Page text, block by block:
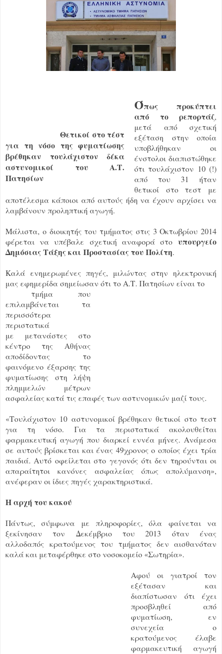
Θετικοί στο τέστ
για τη νόσο της φυματίωσης
βρέθηκαν τουλάχιστον δέκα
αστυνομικοί του Α.Τ.
Πατησίων
Όπως προκύπτει
από το ρεπορτάζ,
μετά από σχετική
εξέταση στην οποία
υποβλήθηκαν οι
ένστολοι διαπιστώθηκε
ότι τουλάχιστον 10 (!)
από του 31 ήταν
θετικοί στο τεστ με
αποτέλεσμα κάποιοι από αυτούς ήδη να έχουν αρχίσει να
λαμβάνουν προληπτική αγωγή.
Μάλιστα, ο διοικητής του τμήματος στις 3 Οκτωβρίου 2014
φέρεται να υπέβαλε σχετική αναφορά στο υπουργείο
Δημόσιας Τάξης και Προστασίας του Πολίτη.
Καλά ενημερωμένες πηγές, μιλώντας στην ηλεκτρονική
μας εφημερίδα σημείωσαν ότι το Α.Τ. Πατησίων είναι το
τμήμα που
επιλαμβάνεται τα
περισσότερα
περιστατικά
με μετανάστες στο
κέντρο της Αθήνας
αποδίδοντας το
φαινόμενο έξαρσης της
φυματίωσης στη λήψη
πλημμελών μέτρων
ασφαλείας κατά τις επαφές των αστυνομικών μαζί τους.
«Τουλάχιστον 10 αστυνομικοί βρέθηκαν θετικοί στο τεστ
για τη νόσο. Για τα περιστατικά ακολουθείται
φαρμακευτική αγωγή που διαρκεί εννέα μήνες. Ανάμεσα
σε αυτούς βρίσκεται και ένας 49χρονος ο οποίος έχει τρία
παιδιά. Αυτό οφείλεται στο γεγονός ότι δεν τηρούνται οι
απαραίτητοι κανόνες ασφαλείας όπως απολύμανση»,
ανέφεραν οι ίδιες πηγές χαρακτηριστικά.
Η αρχή του κακού
Πάντως, σύμφωνα με πληροφορίες, όλα φαίνεται να
ξεκίνησαν τον Δεκέμβριο του 2013 όταν ένας
αλλοδαπός κρατούμενος του τμήματος δεν αισθανόταν
καλά και μεταφέρθηκε στο νοσοκομείο «Σωτηρία».
Αφού οι γιατροί τον
εξέτασαν και
διαπίστωσαν ότι έχει
προσβληθεί από
φυματίωση, εν
συνεχεία ο
κρατούμενος έλαβε
φαρμακευτική αγωγή